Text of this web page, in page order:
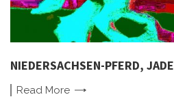
NIEDERSACHSEN-PFERD, JADE
Read More